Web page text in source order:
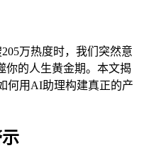
万热度时，我们突然意
你的人生黄金期。本文揭
何用AI助理构建真正的产